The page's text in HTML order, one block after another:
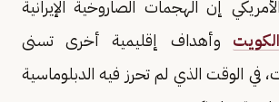
إن الهجمات الصاروخية ⁠الإيرانية
الكويت وأهداف إقليمية أخرى تسنى
​في الوقت الذي لم تحرز فيه الدبلوماسية